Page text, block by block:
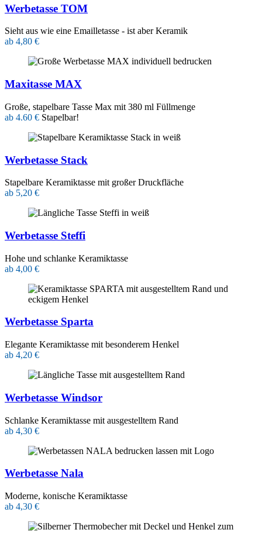
Werbetasse TOM
Sieht aus wie eine Emailletasse - ist aber Keramik
ab 4,80 €
Maxitasse MAX
Große, stapelbare Tasse Max mit 380 ml Füllmenge
ab 4.60 € Stapelbar!
Werbetasse Stack
Stapelbare Keramiktasse mit großer Druckfläche
ab 5,20 €
Werbetasse Steffi
Hohe und schlanke Keramiktasse
ab 4,00 €
Werbetasse Sparta
Elegante Keramiktasse mit besonderem Henkel
ab 4,20 €
Werbetasse Windsor
Schlanke Keramiktasse mit ausgestelltem Rand
ab 4,30 €
Werbetasse Nala
Moderne, konische Keramiktasse
ab 4,30 €